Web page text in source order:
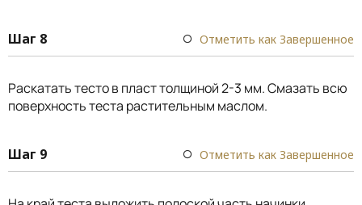
Шаг 8 Отметить как Завершенное
Раскатать тесто в пласт толщиной 2-3 мм. Смазать всю
поверхность теста растительным маслом.
Шаг 9 Отметить как Завершенное